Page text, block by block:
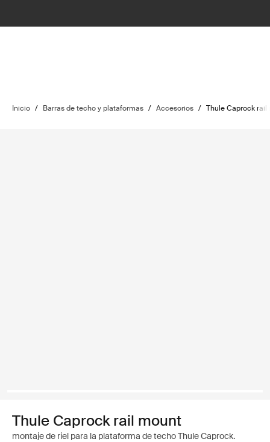
Inicio / Barras de techo y plataformas / Accesorios / Thule Caprock rail
Thule Caprock rail mount
montaje de riel para la plataforma de techo Thule Caprock.